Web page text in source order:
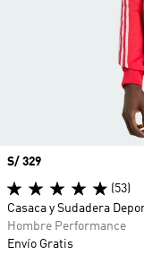
Precio
S/ 329
(53)
Casaca y Sudadera
Hombre Performance
Envío Gratis